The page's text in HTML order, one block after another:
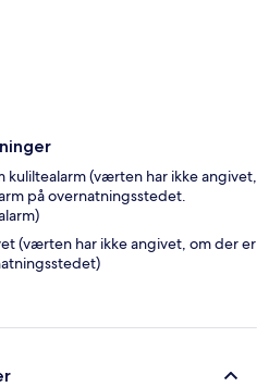
kuliltealarm (værten har ikke angivet,
på overnatningsstedet.
(værten har ikke angivet, om der er